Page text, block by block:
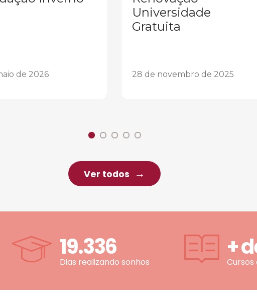
de 2026
Universidade
Gratuita
28 de novembro de 2025
Ver todos
19.336
Dias realizando sonhos
+
Cursos